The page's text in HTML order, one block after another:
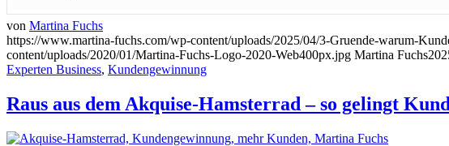
von Martina Fuchs
https://www.martina-fuchs.com/wp-content/uploads/2025/04/3-Gruende-warum-
content/uploads/2020/01/Martina-Fuchs-Logo-2020-Web400px.jpg Martina Fuchs
Experten Business, Kundengewinnung
Raus aus dem Akquise-Hamsterrad – so gelingt